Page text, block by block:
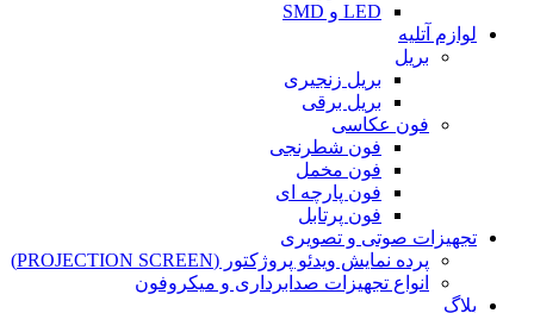
LED و SMD
لوازم آتلیه
بریل
بریل زنجیری
بریل برقی
فون عکاسی
فون شطرنجی
فون مخمل
فون پارچه ای
فون پرتابل
تجهیزات صوتی و تصویری
پرده نمایش ویدئو پروژکتور (PROJECTION SCREEN)
انواع تجهیزات صدابرداری و میکروفون
بلاگ